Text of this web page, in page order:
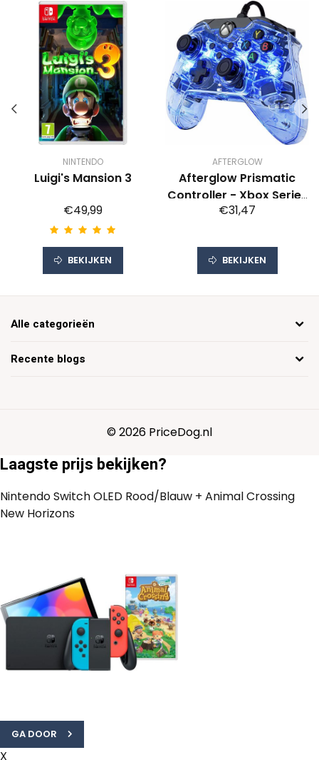
NINTENDO
Luigi's Mansion 3
€49,99
BEKIJKEN
AFTERGLOW
Afterglow Prismatic
Controller - Xbox Series
X/Xbox One
€31,47
BEKIJKEN
Recente blogs
Alle categorieën
© 2026 PriceDog.nl
Laagste prijs bekijken?
Nintendo Switch OLED Rood/Blauw + Animal Crossing
New Horizons
GA DOOR
X